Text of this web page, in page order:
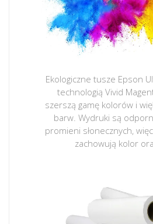
Ekologiczne tusze Epson
technologią Vivid
szerszą gamę kolorów i
barw. Wydruki są
promieni słonecznych,
zachowują kolor